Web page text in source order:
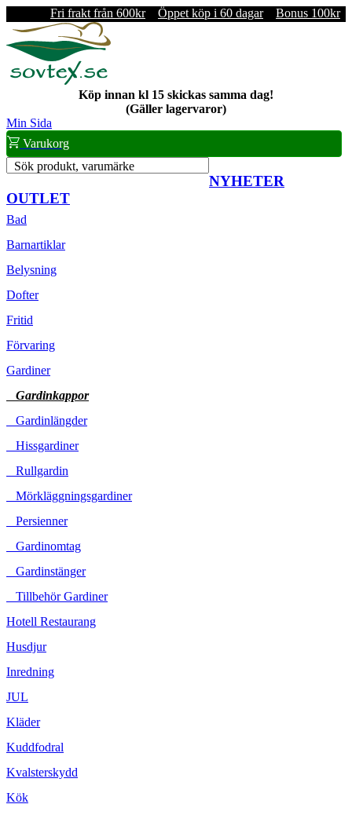
Fri frakt från 600kr Öppet köp i 60 dagar Bonus 100kr
Köp innan kl 15 skickas samma dag!
(Gäller lagervaror)
Min Sida
Varukorg
Sök produkt, varumärke
NYHETER
OUTLET
Bad
Barnartiklar
Belysning
Dofter
Fritid
Förvaring
Gardiner
Gardinkappor
Gardinlängder
Hissgardiner
Rullgardin
Mörkläggningsgardiner
Persienner
Gardinomtag
Gardinstänger
Tillbehör Gardiner
Hotell Restaurang
Husdjur
Inredning
JUL
Kläder
Kuddfodral
Kvalsterskydd
Kök